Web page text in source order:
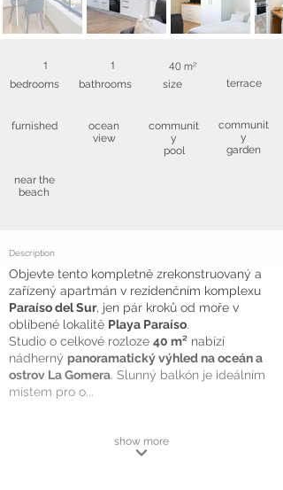
1
bedrooms
1
bathrooms
40 m²
size
furnished
near the
beach
ocean
view
communit
y
pool
terrace
communit
y
garden
Description
Objevte tento kompletně zrekonstruovaný a
zařízený apartmán v rezidenčním komplexu
Paraíso del Sur, jen pár kroků od moře v
oblíbené lokalitě Playa Paraíso.
Studio o celkové rozloze 40 m² nabízí
nádherný panoramatický výhled na oceán a
ostrov La Gomera. Slunný balkón je ideálním
místem pro o...
show more